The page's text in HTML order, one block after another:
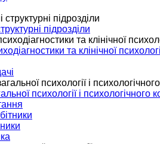
підрозділи
та клінічної
психології і психологічного